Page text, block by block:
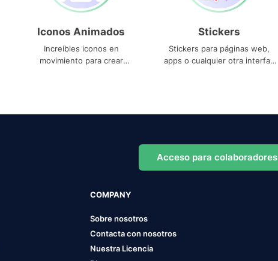
Iconos Animados
Increíbles iconos en
movimiento para crear
Stickers
Stickers para páginas web,
apps o cualquier otra interfaz
Acceso para colaboradores
COMPANY
Sobre nosotros
Contacta con nosotros
Nuestra Licencia